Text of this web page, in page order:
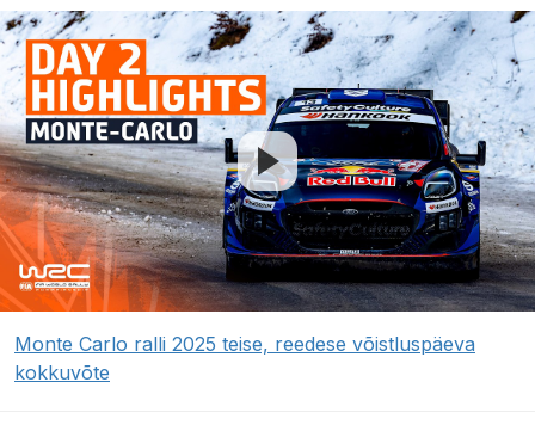
Monte Carlo ralli 2025 teise, reedese võistluspäeva
kokkuvõte